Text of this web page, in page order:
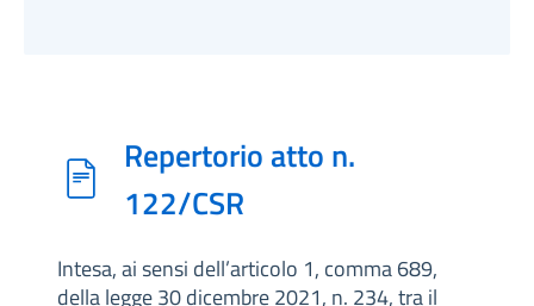
Repertorio atto n.
122/CSR
Intesa, ai sensi dell’articolo 1, comma 689,
della legge 30 dicembre 2021, n. 234, tra il